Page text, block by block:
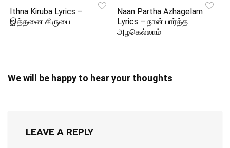
Ithna Kiruba Lyrics –
இத்தனை கிருபை
Naan Partha Azhagelam
Lyrics – நான் பார்த்த
அழகெல்லாம்
We will be happy to hear your thoughts
LEAVE A REPLY